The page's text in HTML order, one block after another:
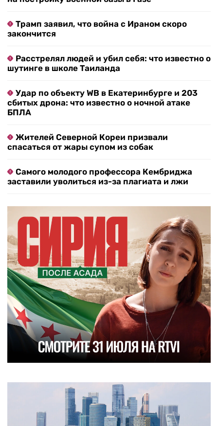
Трамп заявил, что война с Ираном скоро
закончится
Расстрелял людей и убил себя: что известно о
шутинге в школе Таиланда
Удар по объекту WB в Екатеринбурге и 203
сбитых дрона: что известно о ночной атаке
БПЛА
Жителей Северной Кореи призвали
спасаться от жары супом из собак
Самого молодого профессора Кембриджа
заставили уволиться из-за плагиата и лжи